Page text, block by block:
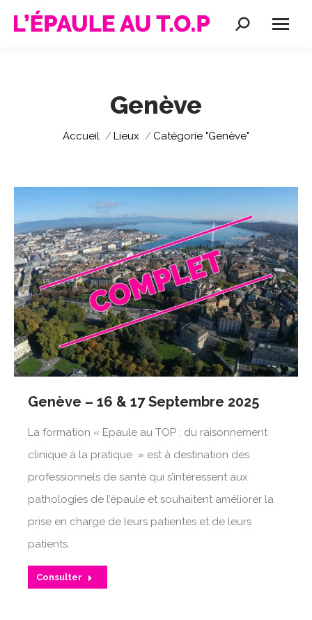
Recherche
Genève
Vous êtes ici :
Accueil Lieux Catégorie "Genève"
Genève – 16 & 17 Septembre 2025
La formation « Epaule au TOP : du raisonnement
clinique à la pratique » est à destination des
professionnels de santé qui s’intéressent aux
pathologies de l’épaule et souhaitent améliorer la
prise en charge de leurs patientes et de leurs
patients.
Consulter